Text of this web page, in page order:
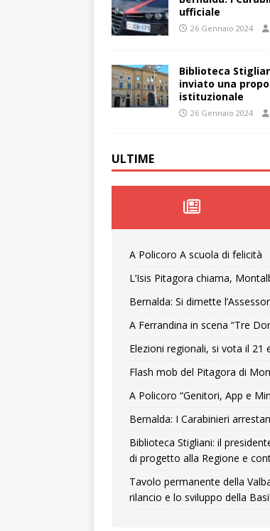
ufficiale
26 Gennaio 2024
Biblioteca
inviato una
istituzionale
26 Gennaio 2024
ULTIME
A Policoro A scuola di felicità
L’Isis Pitagora chiama,
Bernalda: Si dimette
A Ferrandina in scena “Tre
Elezioni regionali, si vota il 21
Flash mob del Pitagora di
A Policoro “Genitori, App e
Bernalda: I Carabinieri
Biblioteca Stigliani: il
di progetto alla Regione e
Tavolo permanente della
rilancio e lo sviluppo della